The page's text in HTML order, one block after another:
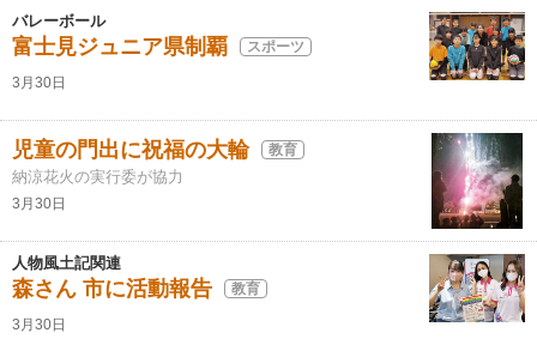
バレーボール
富士見ジュニア県制覇 スポーツ
3月30日
児童の門出に祝福の大輪 教育
納涼花火の実行委が協力
3月30日
人物風土記関連
森さん 市に活動報告 教育
3月30日